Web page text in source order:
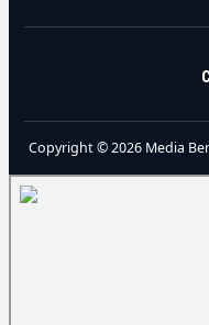
Copyright © 2026 Media